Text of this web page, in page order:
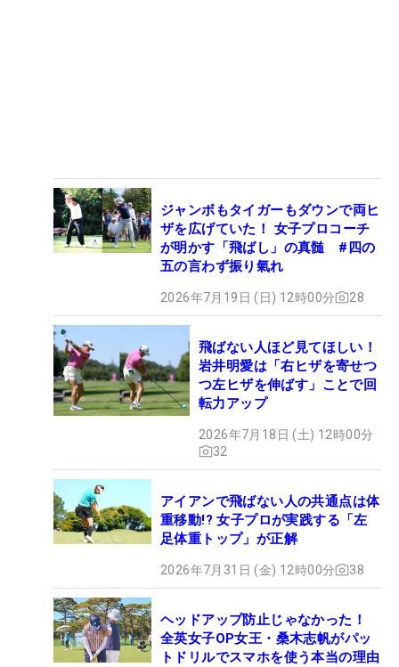
ジャンボもタイガーもダウンで両ヒ
ザを広げていた！ 女子プロコーチ
が明かす「飛ばし」の真髄 #四の
五の言わず振り氣れ
2026年7月19日 (日) 12時00分 28
飛ばない人ほど見てほしい！
岩井明愛は「右ヒザを寄せつ
つ左ヒザを伸ばす」ことで回
転力アップ
2026年7月18日 (土) 12時00分
32
アイアンで飛ばない人の共通点は体
重移動!? 女子プロが実践する「左
足体重トップ」が正解
2026年7月31日 (金) 12時00分 38
ヘッドアップ防止じゃなかった！
全英女子OP女王・桑木志帆がパッ
トドリルでスマホを使う本当の理由